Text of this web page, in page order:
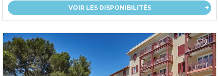
VOIR LES DISPONIBILITÉS